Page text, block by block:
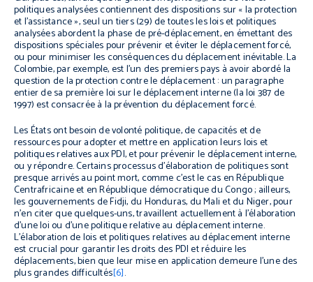
politiques analysées contiennent des dispositions sur « la protection
et l’assistance », seul un tiers (29) de toutes les lois et politiques
analysées abordent la phase de pré-déplacement, en émettant des
dispositions spéciales pour prévenir et éviter le déplacement forcé,
ou pour minimiser les conséquences du déplacement inévitable. La
Colombie, par exemple, est l’un des premiers pays à avoir abordé la
question de la protection contre le déplacement : un paragraphe
entier de sa première loi sur le déplacement interne (la loi 387 de
1997) est consacrée à la prévention du déplacement forcé.
Les États ont besoin de volonté politique, de capacités et de
ressources pour adopter et mettre en application leurs lois et
politiques relatives aux PDI, et pour prévenir le déplacement interne,
ou y répondre. Certains processus d’élaboration de politiques sont
presque arrivés au point mort, comme c’est le cas en République
Centrafricaine et en République démocratique du Congo ; ailleurs,
les gouvernements de Fidji, du Honduras, du Mali et du Niger, pour
n’en citer que quelques-uns, travaillent actuellement à l’élaboration
d’une loi ou d’une politique relative au déplacement interne.
L’élaboration de lois et politiques relatives au déplacement interne
est crucial pour garantir les droits des PDI et réduire les
déplacements, bien que leur mise en application demeure l’une des
plus grandes difficultés[6].